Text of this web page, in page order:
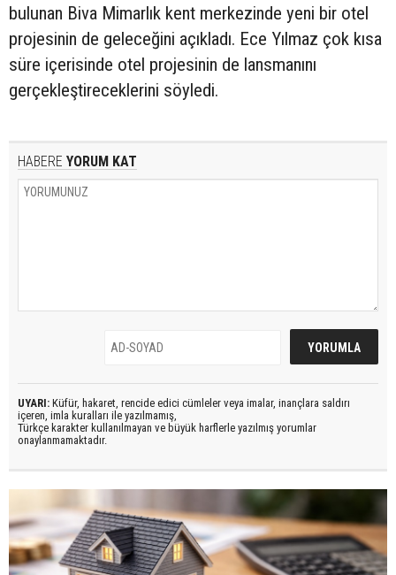
bulunan Biva Mimarlık kent merkezinde yeni bir otel
projesinin de geleceğini açıkladı. Ece Yılmaz çok kısa
süre içerisinde otel projesinin de lansmanını
gerçekleştireceklerini söyledi.
HABERE YORUM KAT
UYARI: Küfür, hakaret, rencide edici cümleler veya imalar, inançlara saldırı
içeren, imla kuralları ile yazılmamış,
Türkçe karakter kullanılmayan ve büyük harflerle yazılmış yorumlar
onaylanmamaktadır.